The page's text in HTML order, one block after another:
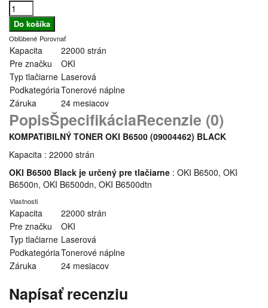
Obľúbené Porovnať
Kapacita
22000 strán
Pre značku
OKI
Typ tlačiarne Laserová
PodkategóriaTonerové náplne
Záruka
24 mesiacov
PopisŠpecifikáciaRecenzie (0)
KOMPATIBILNÝ TONER OKI B6500 (09004462) BLACK
Kapacita : 22000 strán
OKI B6500 Black je určený pre tlačiarne : OKI B6500, OKI
B6500n, OKI B6500dn, OKI B6500dtn
Vlastnosti
Kapacita
22000 strán
Pre značku
OKI
Typ tlačiarne Laserová
PodkategóriaTonerové náplne
Záruka
24 mesiacov
Napísať recenziu